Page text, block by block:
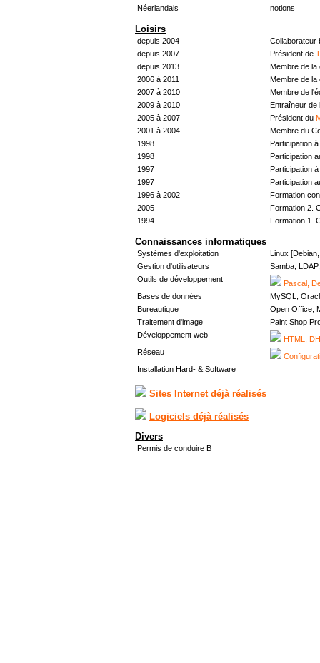
Néerlandais
notions
Loisirs
depuis 2004
Collaborateur
depuis 2007
Président de
depuis 2013
Membre de
2006 à 2011
Membre de
2007 à 2010
Membre de
2009 à 2010
Entraîneur de
2005 à 2007
Président du
2001 à 2004
Membre du
1998
Participation à
1998
Participation
1997
Participation à
1997
Participation
1996 à 2002
Formation
2005
Formation 2.
1994
Formation 1.
Connaissances informatiques
Systèmes d'exploitation
Linux
Gestion d'utilisateurs
Samba,
Outils de développement
Pascal,
Bases de données
MySQL,
Bureautique
Open Office,
Traitement d'image
Paint Shop
Développement web
HTML,
Réseau
Installation Hard- & Software
Sites Internet déjà réalisés
Logiciels déjà réalisés
Divers
Permis de conduire B